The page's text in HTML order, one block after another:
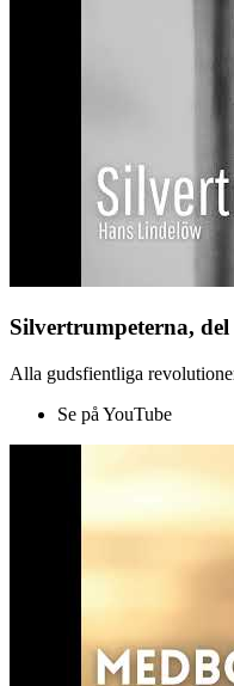
Silvertrumpeterna,
Alla gudsfientliga
Se på YouTube